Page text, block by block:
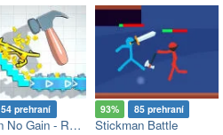
54 prehraní
No Pain No Gain - Ragdoll Sandbox
93% 85 prehraní
Stickman Battle